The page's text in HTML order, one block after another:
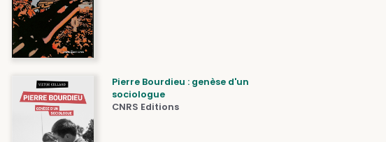
Pierre Bourdieu : genèse d'un
sociologue
CNRS Editions